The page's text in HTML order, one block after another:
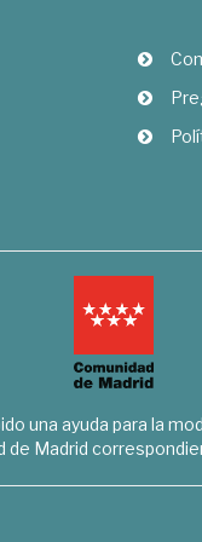
una ayuda para la
de Madrid